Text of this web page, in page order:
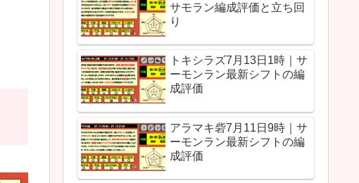
サモラン編成評価と立ち回
り
トキシラズ7月13日1時｜サ
ーモンラン最新シフトの編
成評価
アラマキ砦7月11日9時｜サ
ーモンラン最新シフトの編
成評価